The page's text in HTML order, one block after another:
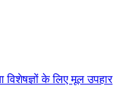
विशेषज्ञों के लिए मूल उपहार